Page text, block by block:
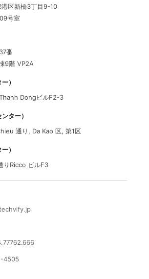
区新橋3丁目9-10
号室
番
9階 VP2A
）
DongビルF2-3
ター）
通り, Da Kao 区, 第1区
）
Ricco ビルF3
4505